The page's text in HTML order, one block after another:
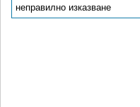
неправилно изказване